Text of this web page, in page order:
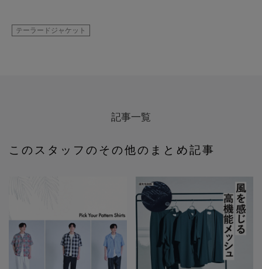
テーラードジャケット
記事一覧
このスタッフのその他のまとめ記事